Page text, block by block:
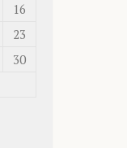
16
23
30